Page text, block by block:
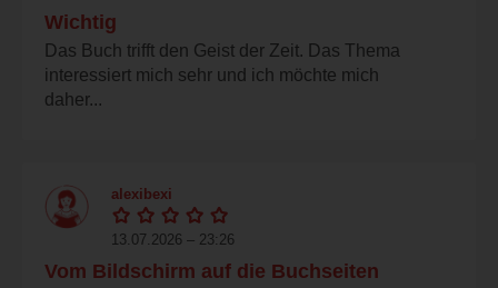
Wichtig
Das Buch trifft den Geist der Zeit. Das Thema
interessiert mich sehr und ich möchte mich
daher...
alexibexi
13.07.2026 – 23:26
Vom Bildschirm auf die Buchseiten